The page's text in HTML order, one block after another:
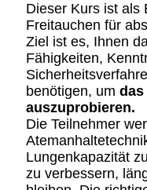
Dieser Kurs ist als
Freitauchen für
Ziel ist es, Ihnen
Fähigkeiten,
benötigen, um
auszuprobieren.
Die Teilnehmer
Lungenkapazität
zu verbessern,